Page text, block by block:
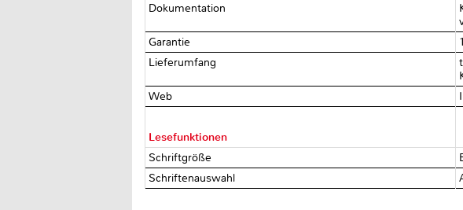
Dokumentation
Garantie
Lieferumfang
Web
Lesefunktionen
Schriftgröße
Schriftenauswahl